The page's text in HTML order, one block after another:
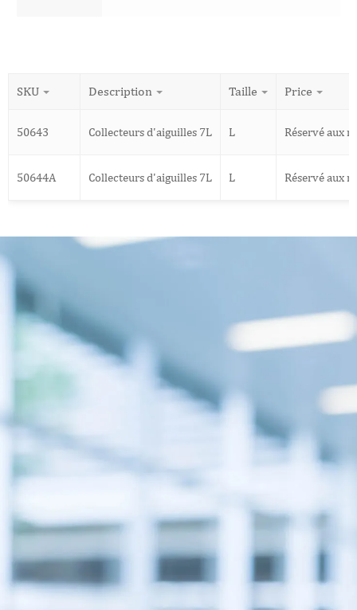
SKU Description Taille Price
50643 Collecteurs d'aiguilles 7L L Réservé aux
50644A Collecteurs d'aiguilles 7L L Réservé aux